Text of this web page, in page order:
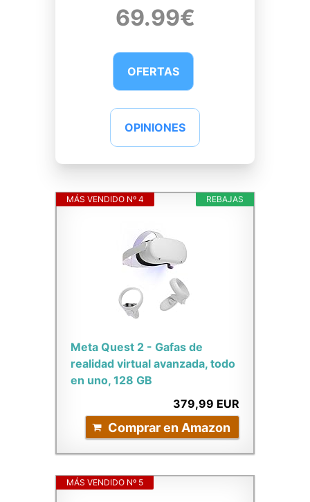
69.99€
OFERTAS
OPINIONES
REBAJAS
MÁS VENDIDO Nº 4
Meta Quest 2 - Gafas de
realidad virtual avanzada, todo
en uno, 128 GB
379,99 EUR
Comprar en Amazon
MÁS VENDIDO Nº 5